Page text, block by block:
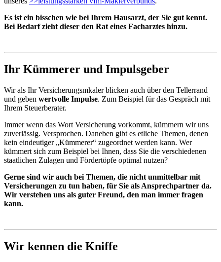
Es ist ein bisschen wie bei Ihrem Hausarzt, der Sie gut kennt.
Bei Bedarf zieht dieser den Rat eines Facharztes hinzu.
Ihr Kümmerer und Impulsgeber
Wir als Ihr Versicherungsmkaler blicken auch über den Tellerrand
und geben wertvolle Impulse. Zum Beispiel für das Gespräch mit
Ihrem Steuerberater.
Immer wenn das Wort Versicherung vorkommt, kümmern wir uns
zuverlässig. Versprochen. Daneben gibt es etliche Themen, denen
kein eindeutiger „Kümmerer“ zugeordnet werden kann. Wer
kümmert sich zum Beispiel bei Ihnen, dass Sie die verschiedenen
staatlichen Zulagen und Fördertöpfe optimal nutzen?
Gerne sind wir auch bei Themen, die nicht unmittelbar mit
Versicherungen zu tun haben, für Sie als Ansprechpartner da.
Wir verstehen uns als guter Freund, den man immer fragen
kann.
Wir kennen die Kniffe